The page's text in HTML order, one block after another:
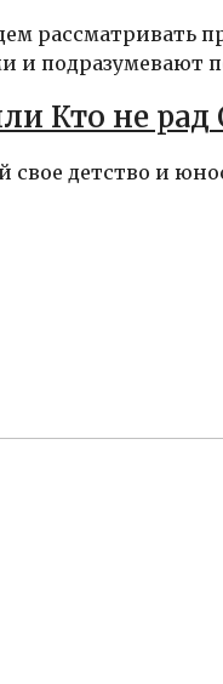
рассматривать
и подразумевают
Кто не
свое детство и